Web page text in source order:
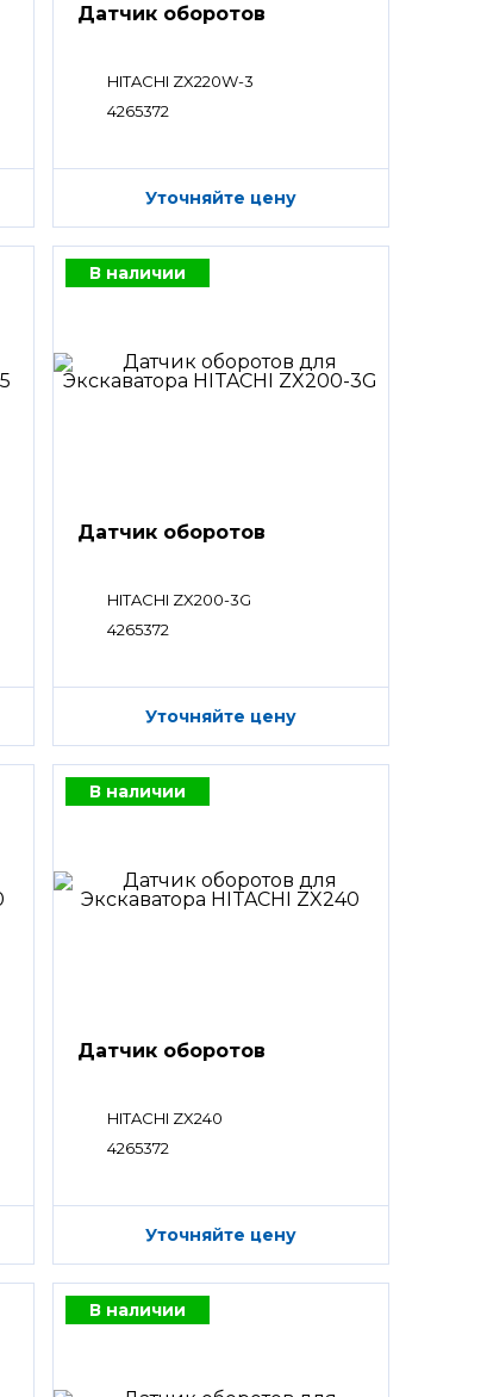
Датчик оборотов
HITACHI ZX220W-3
4265372
Уточняйте цену
В наличии
Датчик оборотов
HITACHI ZX200-3G
4265372
Уточняйте цену
В наличии
Датчик оборотов
HITACHI ZX240
4265372
Уточняйте цену
В наличии